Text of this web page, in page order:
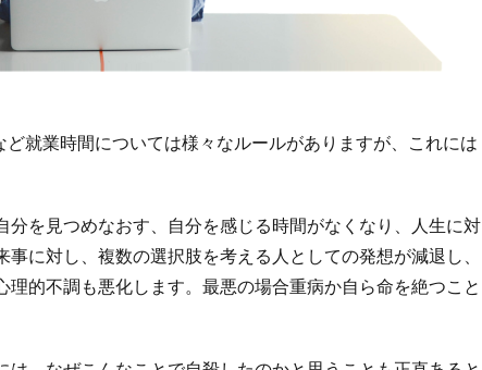
就業時間については様々なルールがありますが、これには
分を見つめなおす、自分を感じる時間がなくなり、人生に対
に対し、複数の選択肢を考える人としての発想が減退し、
的不調も悪化します。最悪の場合重病か自ら命を絶つこと